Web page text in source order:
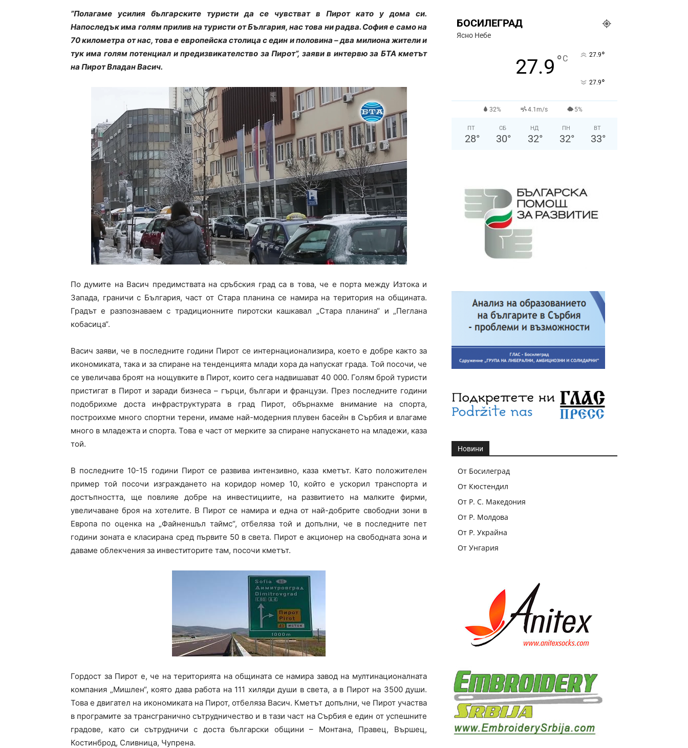
”Полагаме усилия българските туристи да се чувстват в Пирот като у дома си.
Напоследък има голям прилив на туристи от България, нас това ни радва. София е само на
70 километра от нас, това е европейска столица с един и половина – два милиона жители и
тук има голям потенциал и предизвикателство за Пирот”, заяви в интервю за БТА кметът
на Пирот Владан Васич.
По думите на Васич предимствата на сръбския град са в това, че е порта между Изтока и
Запада, граничи с България, част от Стара планина се намира на територия на общината.
Градът е разпознаваем с традиционните пиротски кашкавал „Стара планина“ и „Пеглана
кобасица“.
Васич заяви, че в последните години Пирот се интернационализира, което е добре както за
икономиката, така и за спиране на тенденцията млади хора да напускат града. Той посочи, че
се увеличава броят на нощувките в Пирот, които сега надвишават 40 000. Голям брой туристи
пристигат в Пирот и заради бизнеса – гърци, българи и французи. През последните години
подобрихме доста инфраструктурата в град Пирот, обърнахме внимание на спорта,
построихме много спортни терени, имаме най-модерния плувен басейн в Сърбия и влагаме
много в младежта и спорта. Това е част от мерките за спиране напускането на младежи, каза
той.
В последните 10-15 години Пирот се развива интензивно, каза кметът. Като положителен
пример той посочи изграждането на коридор номер 10, който е ускорил транспорта и
достъпността, ще повлияе добре на инвестициите, на развитието на малките фирми,
увеличаване броя на хотелите. В Пирот се намира и една от най-добрите свободни зони в
Европа по оценка на „Файненшъл таймс“, отбеляза той и допълни, че в последните пет
години зоната е класирана сред първите 50 в света. Пирот е акционер на свободната зона и
даваме облекчения за инвеститорите там, посочи кметът.
Гордост за Пирот е, че на територията на общината се намира завод на мултинационалната
компания „Мишлен“, която дава работа на 111 хиляди души в света, а в Пирот на 3500 души.
Това е двигател на икономиката на Пирот, отбеляза Васич. Кметът допълни, че Пирот участва
в програмите за трансгранично сътрудничество и в тази част на Сърбия е един от успешните
градове, като си сътрудничи с доста български общини – Монтана, Правец, Вършец,
Костинброд, Сливница, Чупрена.
БОСИЛЕГРАД
Ясно Небе
27.9 °C 27.9°
27.9°
32% 4.1m/s 5%
ПТ
28°
СБ
30°
НД
32°
ПН
32°
ВТ
33°
Новини
От Босилеград
От Кюстендил
От Р. С. Македония
От Р. Молдова
От Р. Украйна
От Унгария